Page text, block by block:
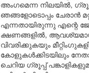
അംഗമെന്ന നിലയിൽ,
ഞങ്ങളോടൊപ്പം ചേരാൻ
എന്നതായിരുന്നു എന്റെ
ക്ഷണങ്ങളിൽ,
വിവരിക്കുകയും
കോളുകൾക്കിടയിലും
ചെറിയ ഗ്രൂപ്പ്